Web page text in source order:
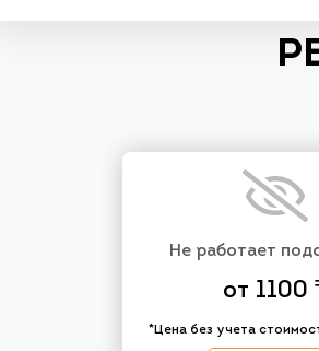
Не работает
от 1100
*Цена без учета